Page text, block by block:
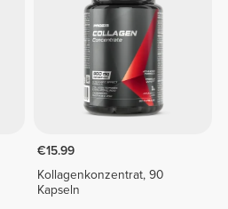
€15.99
Kollagenkonzentrat, 90
Kapseln